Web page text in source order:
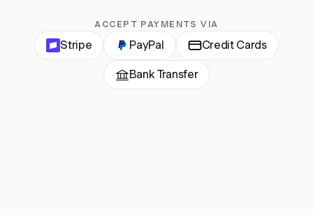
ACCEPT PAYMENTS VIA
Stripe PayPal Credit Cards
Bank Transfer